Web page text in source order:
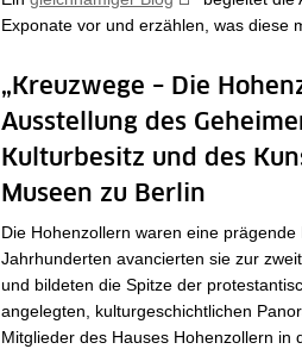
Exponate vor und erzählen, was diese
„Kreuzwege – Die
Ausstellung des
Kulturbesitz und des
Museen zu Berlin
Die Hohenzollern waren eine
Jahrhunderten avancierten sie zur
und bildeten die Spitze der
angelegten, kulturgeschichtlichen
Mitglieder des Hauses Hohenzollern